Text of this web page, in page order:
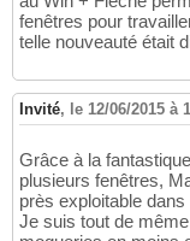
fenêtres pour
telle nouveauté était
Invité, le 12/06/2015 à
Grâce à la
plusieurs fenêtres,
près exploitable
Je suis tout de